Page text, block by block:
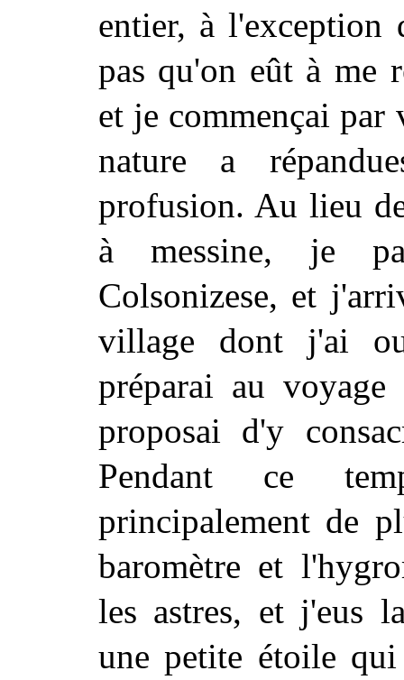
entier, à l'exception
pas qu'on eût à me
et je commençai
nature a
profusion. Au lieu
à messine, je
Colsonizese, et
village dont j'ai
préparai au
proposai d'y
Pendant ce
principalement de
baromètre et
les astres, et j'eus
une petite étoile